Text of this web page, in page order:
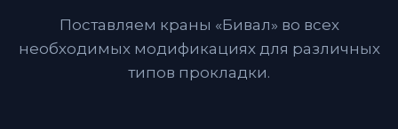
Поставляем краны «Бивал» во всех
необходимых модификациях для различных
типов прокладки.